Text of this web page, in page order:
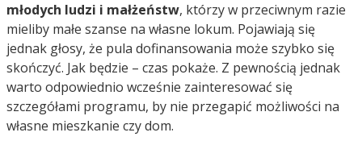
młodych ludzi i małżeństw, którzy w przeciwnym razie
mieliby małe szanse na własne lokum. Pojawiają się
jednak głosy, że pula dofinansowania może szybko się
skończyć. Jak będzie – czas pokaże. Z pewnością jednak
warto odpowiednio wcześnie zainteresować się
szczegółami programu, by nie przegapić możliwości na
własne mieszkanie czy dom.